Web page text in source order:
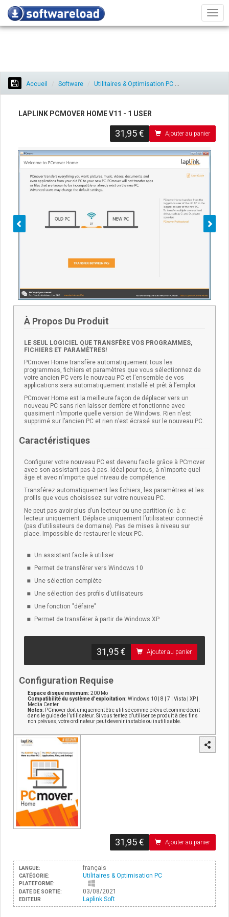
Accueil Software Utilitaires & Optimisation PC
LAPLINK PCMOVER HOME V11 - 1 USER
31,95 € Ajouter au panier
Préc.
À Propos Du Produit
LE SEUL LOGICIEL QUE TRANSFÈRE VOS PROGRAMMES,
FICHIERS ET PARAMÈTRES!
PCmover Home transfère automatiquement tous les
programmes, fichiers et paramètres que vous sélectionnez de
votre ancien PC vers le nouveau PC et l’ensemble de vos
applications sera automatiquement installé et prêt à l’emploi.
PCmover Home est la meilleure façon de déplacer vers un
nouveau PC sans rien laisser derrière et fonctionne avec
quasiment n’importe quelle version de Windows. Rien n’est
supprimé sur l’ancien PC et rien n’est écrasé sur le nouveau PC.
Caractéristiques
Configurer votre nouveau PC est devenu facile grâce à PCmover
avec son assistant pas-à-pas. Idéal pour tous, à n’importe quel
âge et avec n’importe quel niveau de compétence.
Transférez automatiquement les fichiers, les paramètres et les
profils que vous choisissez sur votre nouveau PC.
Ne peut pas avoir plus d’un lecteur ou une partition (c: à c:
lecteur uniquement. Déplace uniquement l’utilisateur connecté
(pas d’utilisateurs de domaine). Pas de mises à niveau sur
place. Impossible de restaurer le vieux PC.
Un assistant facile à utiliser
Permet de transférer vers Windows 10
Une sélection complète
Une sélection des profils d'utilisateurs
Une fonction "défaire"
Permet de transférer à partir de Windows XP
31,95 € Ajouter au panier
Configuration Requise
Espace disque minimum: 200 Mo
Compatibilité du système d'exploitation: Windows 10 | 8 | 7 | Vista | XP |
Media Center
Notes: PCmover doit uniquement être utilisé comme prévu et comme décrit
dans le guide de l’utilisateur. Si vous tentez d’utiliser ce produit à des fins
non prévues, votre ordinateur peut devenir instable ou inutilisable.
31,95 € Ajouter au panier
LANGUE: français
CATÉGORIE: Utilitaires & Optimisation PC
PLATEFORME:
DATE DE SORTIE:
03/08/2021
EDITEUR Laplink Soft